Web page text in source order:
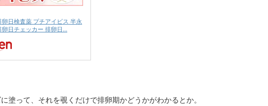
日検査薬 プチアイビス 半永
卵日チェッカー 排卵日...
塗って、それを覗くだけで排卵期かどうかがわかるとか。